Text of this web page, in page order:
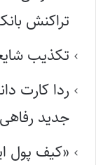
تراکنش
تکذیب
ردا کارت
جدید رفاهی
«کیف پول